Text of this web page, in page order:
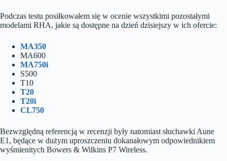
Podczas testu posiłkowałem się w ocenie wszystkimi pozostałymi
modelami RHA, jakie są dostępne na dzień dzisiejszy w ich ofercie:
MA350
MA600
MA750i
S500
T10
T20
T20i
CL750
Bezwzględną referencją w recenzji były natomiast słuchawki Aune
E1, będące w dużym uproszczeniu dokanałowym odpowiednikiem
wyśmienitych Bowers & Wilkins P7 Wireless.